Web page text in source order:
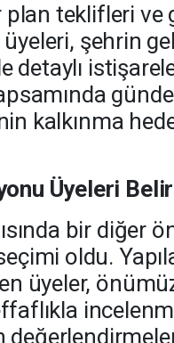
plan teklifleri
üyeleri, şehrin
detaylı
kalkınma
Üyeleri
bir diğer
oldu.
üyeler,